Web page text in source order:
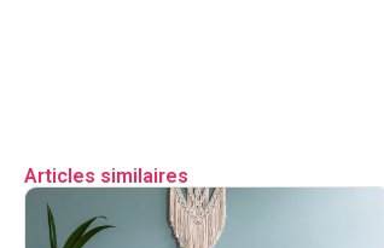
Articles similaires